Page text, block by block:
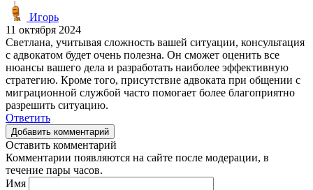
Игорь
11 октября 2024
Светлана, учитывая сложность вашей ситуации, консультация
с адвокатом будет очень полезна. Он сможет оценить все
нюансы вашего дела и разработать наиболее эффективную
стратегию. Кроме того, присутствие адвоката при общении с
миграционной службой часто помогает более благоприятно
разрешить ситуацию.
Ответить
Добавить комментарий
Оставить комментарий
Комментарии появляются на сайте после модерации, в
течение пары часов.
Имя